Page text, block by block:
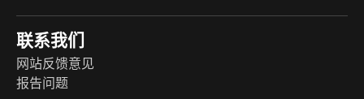
联系我们
网站反馈意见
报告问题